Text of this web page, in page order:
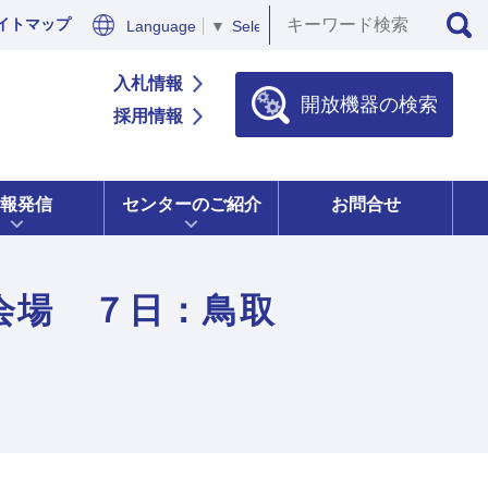
トマップ Language ▼ Select Language ▼
入札情報
採用情報
開放機器の検索
発信 センターのご紹介 お問合せ
場 ７日：鳥取